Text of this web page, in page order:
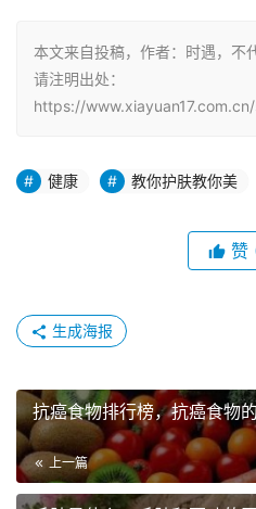
本文来自投稿，作者：时遇，不
请注明出处：
https://
健康 教你护肤教你美
赞
生成海报
抗癌食物排行榜，抗癌食物
上一篇